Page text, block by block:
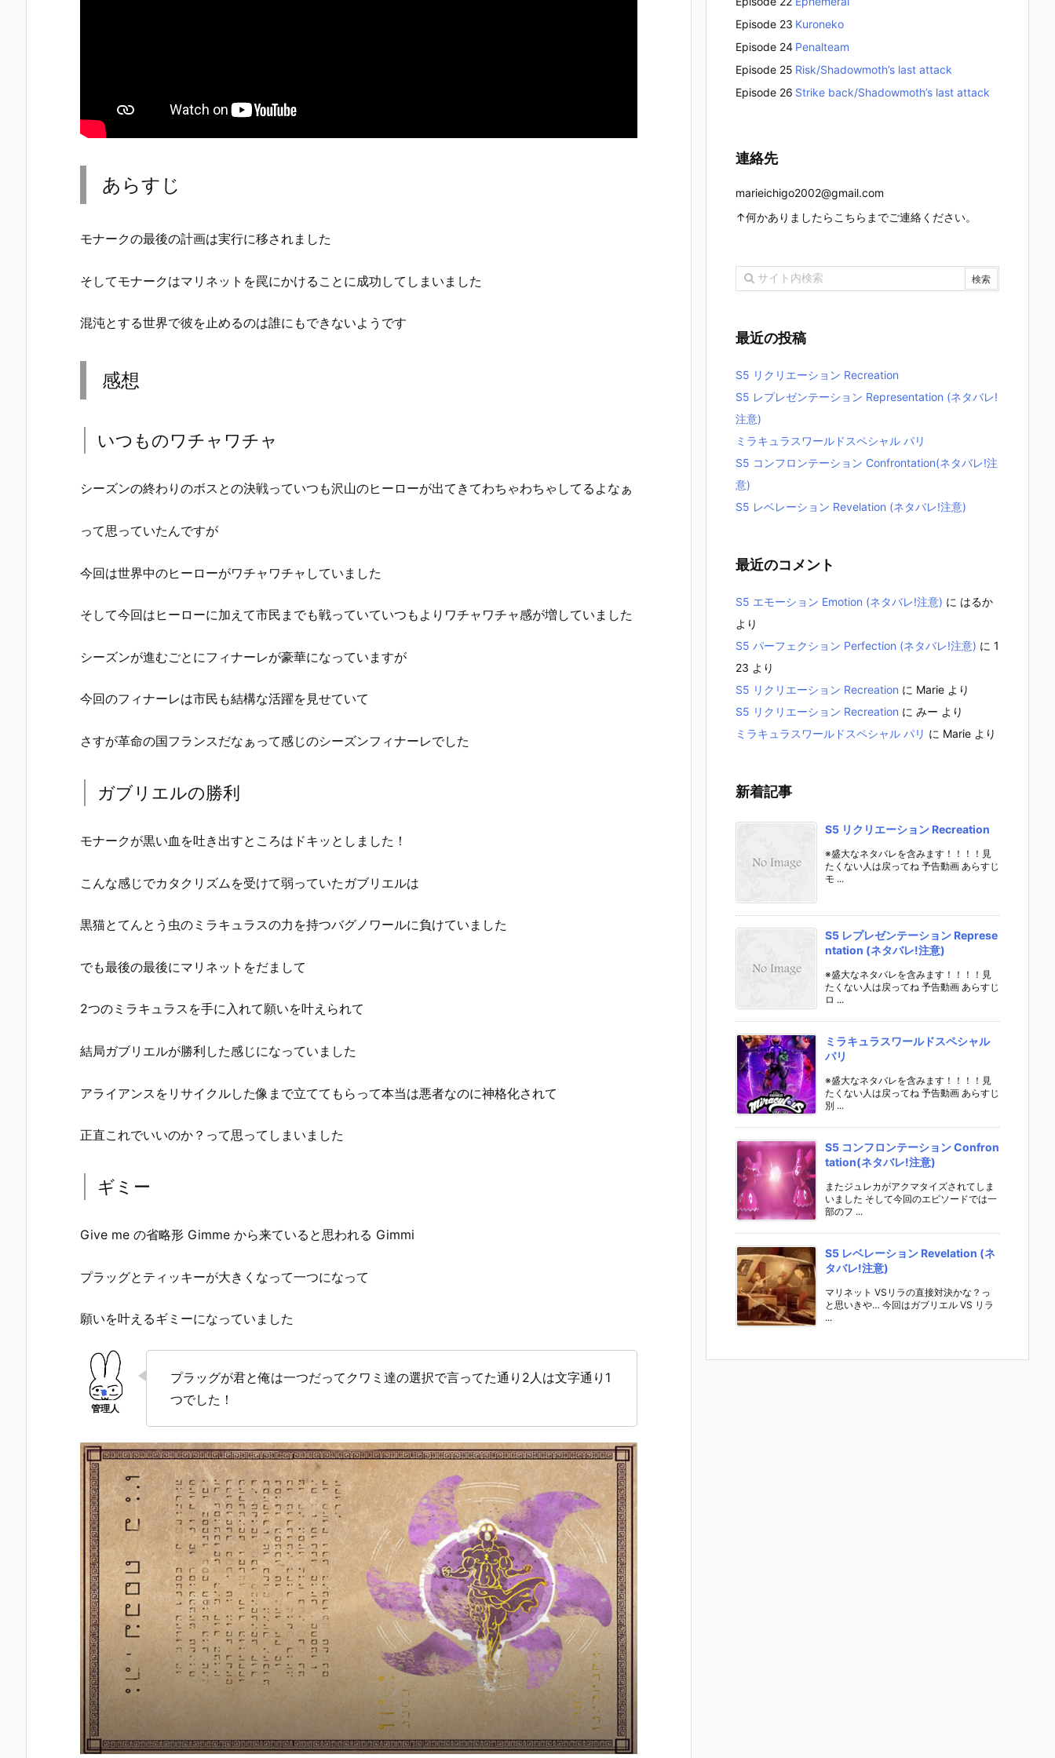
あらすじ
モナークの最後の計画は実行に移されました
そしてモナークはマリネットを罠にかけることに成功してしまいました
混沌とする世界で彼を止めるのは誰にもできないようです
感想
いつものワチャワチャ
シーズンの終わりのボスとの決戦っていつも沢山のヒーローが出てきてわちゃわちゃしてるよなぁ
って思っていたんですが
今回は世界中のヒーローがワチャワチャしていました
そして今回はヒーローに加えて市民までも戦っていていつもよりワチャワチャ感が増していました
シーズンが進むごとにフィナーレが豪華になっていますが
今回のフィナーレは市民も結構な活躍を見せていて
さすが革命の国フランスだなぁって感じのシーズンフィナーレでした
ガブリエルの勝利
モナークが黒い血を吐き出すところはドキッとしました！
こんな感じでカタクリズムを受けて弱っていたガブリエルは
黒猫とてんとう虫のミラキュラスの力を持つバグノワールに負けていました
でも最後の最後にマリネットをだまして
2つのミラキュラスを手に入れて願いを叶えられて
結局ガブリエルが勝利した感じになっていました
アライアンスをリサイクルした像まで立ててもらって本当は悪者なのに神格化されて
正直これでいいのか？って思ってしまいました
ギミー
Give me の省略形 Gimme から来ていると思われる Gimmi
プラッグとティッキーが大きくなって一つになって
願いを叶えるギミーになっていました
プラッグが君と俺は一つだってクワミ達の選択で言ってた通り2人は文字通り1
つでした！
Episode 23 Kuroneko
Episode 24 Penalteam
Episode 25 Risk/Shadowmoth’s last attack
Episode 26 Strike back/Shadowmoth’s last attack
連絡先
marieichigo2002@gmail.com
↑何かありましたらこちらまでご連絡ください。
最近の投稿
S5 リクリエーション Recreation
S5 レプレゼンテーション Representation (ネタバレ!
注意)
ミラキュラスワールドスペシャル パリ
S5 コンフロンテーション Confrontation(ネタバレ!注
意)
S5 レベレーション Revelation (ネタバレ!注意)
最近のコメント
S5 エモーション Emotion (ネタバレ!注意) に はるか
より
S5 パーフェクション Perfection (ネタバレ!注意) に 1
23 より
S5 リクリエーション Recreation に Marie より
S5 リクリエーション Recreation に みー より
ミラキュラスワールドスペシャル パリ に Marie より
新着記事
S5 リクリエーション Recreation
※盛大なネタバレを含みます！！！！見
たくない人は戻ってね 予告動画 あらすじ
モ ...
S5 レプレゼンテーション Represe
ntation (ネタバレ!注意)
※盛大なネタバレを含みます！！！！見
たくない人は戻ってね 予告動画 あらすじ
ロ ...
ミラキュラスワールドスペシャル
パリ
※盛大なネタバレを含みます！！！！見
たくない人は戻ってね 予告動画 あらすじ
別 ...
S5 コンフロンテーション Confron
tation(ネタバレ!注意)
またジュレカがアクマタイズされてしま
いました そして今回のエピソードでは一
部のフ ...
S5 レベレーション Revelation (ネ
タバレ!注意)
マリネット VSリラの直接対決かな？っ
と思いきや… 今回はガブリエル VS リラ
...